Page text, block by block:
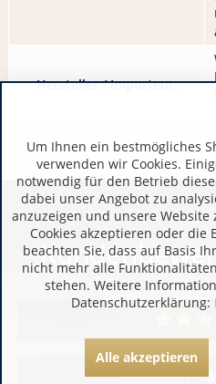
Hersteller / Importeur:
Alle
Um Ihnen ein bestmögliches
verwenden wir Cookies.
notwendig für den Betrieb
dabei unser Angebot zu
anzuzeigen und unsere Website
Cookies akzeptieren oder die
beachten Sie, dass auf Basis
nicht mehr alle
stehen. Weitere
Datenschutzerklärung:
Alle akzeptieren